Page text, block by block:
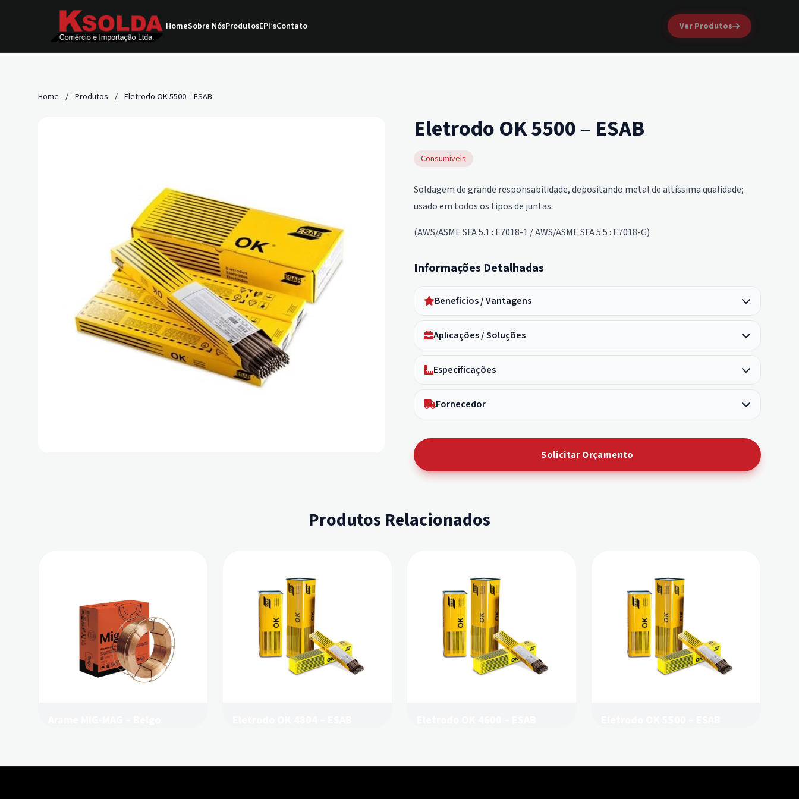
HomeSobre NósProdutosEPI’sContato Ver Produtos
Home / Produtos / Eletrodo OK 5500 – ESAB
Eletrodo OK 5500 – ESAB
Consumíveis
Soldagem de grande responsabilidade, depositando metal de altíssima qualidade;
usado em todos os tipos de juntas.
(AWS/ASME SFA 5.1 : E7018-1 / AWS/ASME SFA 5.5 : E7018-G)
Informações Detalhadas
Benefícios / Vantagens
Aplicações / Soluções
Especificações
Fornecedor
Solicitar Orçamento
Produtos Relacionados